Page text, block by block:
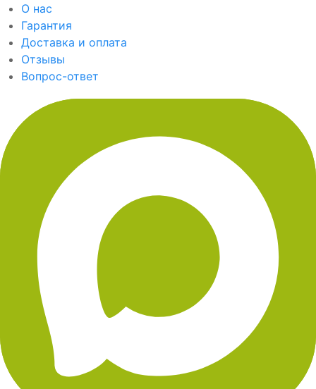
О нас
Гарантия
Доставка и оплата
Отзывы
Вопрос-ответ